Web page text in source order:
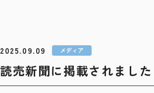
2025.09.09 メディア
読売新聞に掲載されました